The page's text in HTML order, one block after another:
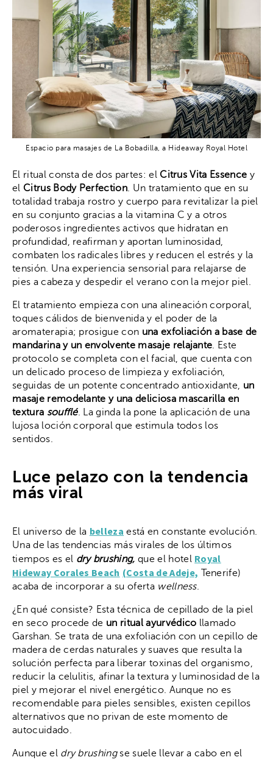
Espacio para masajes de La Bobadilla, a Hideaway Royal Hotel
El ritual consta de dos partes: elCitrus Vita Essence y
el Citrus Body Perfection. Un tratamiento que en su
totalidad trabaja rostro y cuerpo para revitalizar la piel
en su conjunto gracias a la vitamina C y a otros
poderosos ingredientes activos que hidratan en
profundidad, reafirman y aportan luminosidad,
combaten los radicales libres y reducen el estrés y la
tensión. Una experiencia sensorial para relajarse de
pies a cabeza y despedir el verano con la mejor piel.
El tratamiento empieza con una alineación corporal,
toques cálidos de bienvenida y el poder de la
aromaterapia; prosigue con una exfoliación a base de
mandarina y un envolvente masaje relajante. Este
protocolo se completa con el facial, que cuenta con
un delicado proceso de limpieza y exfoliación,
seguidas de un potente concentrado antioxidante, un
masaje remodelante y una deliciosa mascarilla en
textura soufflé. La ginda la pone la aplicación de una
lujosa loción corporal que estimula todos los
sentidos.
Luce pelazo con la tendencia
más viral
El universo de la belleza está en constante evolución.
Una de las tendencias más virales de los últimos
tiempos es el dry brushing, que el hotel Royal
Hideway Corales Beach (Costa de Adeje, Tenerife)
acaba de incorporar a su oferta wellness.
¿En qué consiste? Esta técnica de cepillado de la piel
en seco procede de un ritual ayurvédico llamado
Garshan. Se trata de una exfoliación con un cepillo de
madera de cerdas naturales y suaves que resulta la
solución perfecta para liberar toxinas del organismo,
reducir la celulitis, afinar la textura y luminosidad de la
piel y mejorar el nivel energético. Aunque no es
recomendable para pieles sensibles, existen cepillos
alternativos que no privan de este momento de
autocuidado.
Aunque el dry brushingse suele llevar a cabo en el